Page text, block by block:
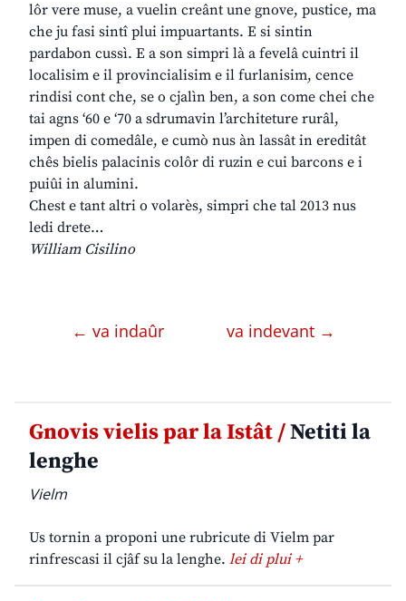
lôr vere muse, a vuelin creânt une gnove, pustice, ma
che ju fasi sintî plui impuartants. E si sintin
pardabon cussì. E a son simpri là a fevelâ cuintri il
localisim e il provincialisim e il furlanisim, cence
rindisi cont che, se o cjalìn ben, a son come chei che
tai agns ‘60 e ‘70 a sdrumavin l’architeture rurâl,
impen di comedâle, e cumò nus àn lassât in ereditât
chês bielis palacinis colôr di ruzin e cui barcons e i
puiûi in alumini.
Chest e tant altri o volarès, simpri che tal 2013 nus
ledi drete…
William Cisilino
← va indaûr va indevant →
Gnovis vielis par la Istât /Netiti la
lenghe
Vielm
Us tornin a proponi une rubricute di Vielm par
rinfrescasi il cjâf su la lenghe. lei di plui +